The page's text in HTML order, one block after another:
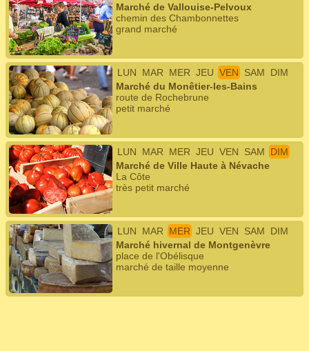
Marché de Vallouise-Pelvoux
chemin des Chambonnettes
grand marché
LUN MAR MER JEU VEN SAM
DIM
Marché du Monêtier-les-Bains
route de Rochebrune
petit marché
LUN MAR MER JEU VEN SAM
DIM
Marché de Ville Haute à Névache
La Côte
très petit marché
LUN MAR MER JEU VEN SAM
DIM
Marché hivernal de Montgenèvre
place de l'Obélisque
marché de taille moyenne